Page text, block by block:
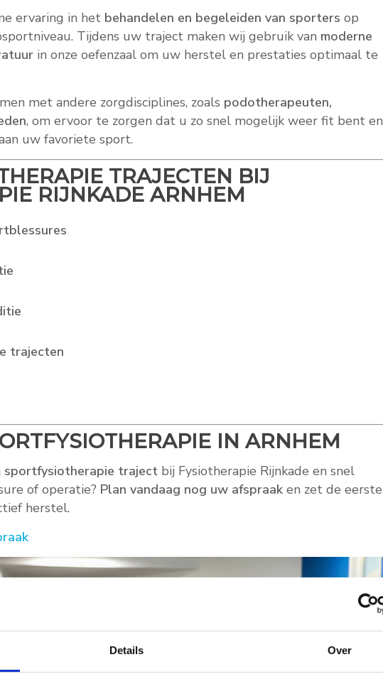
Details Over
ervaring in het behandelen en begeleiden van sporters op
Tijdens uw traject maken wij gebruik van moderne
in onze oefenzaal om uw herstel en prestaties optimaal te
met andere zorgdisciplines, zoals podotherapeuten,
, om ervoor te zorgen dat u zo snel mogelijk weer fit bent en
uw favoriete sport.
TRAJECTEN BIJ
RIJNKADE ARNHEM
trajecten
IN ARNHEM
sportfysiotherapie traject bij Fysiotherapie Rijnkade en snel
of operatie? Plan vandaag nog uw afspraak en zet de eerste
herstel.